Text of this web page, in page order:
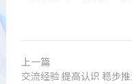
上一篇
交流经验 提高认识 稳步